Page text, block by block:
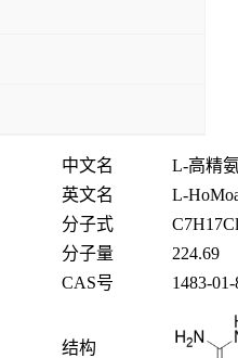
中文名
L-高精
英文名
L-
分子式
C7H17
分子量
224.69
CAS号
1483-01-
结构